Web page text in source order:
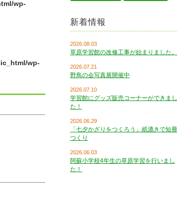
wp-
wp-
新着情報
2026.08.03
草原学習館の改修工事が始まりました。
2026.07.21
野鳥の会写真展開催中
2026.07.10
学習館にグッズ販売コーナーができまし
た！
2026.06.29
「七夕かざりをつくろう」紙漉きで短冊
つくり
2026.06.03
阿蘇小学校4年生の草原学習を行いまし
た！